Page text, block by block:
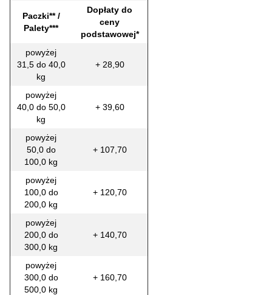
Paczki** /
Palety***
Dopłaty do
ceny
podstawowej*
powyżej
31,5 do 40,0
kg
+ 28,90
powyżej
40,0 do 50,0
kg
+ 39,60
powyżej
50,0 do
100,0 kg
+ 107,70
powyżej
100,0 do
200,0 kg
+ 120,70
powyżej
200,0 do
300,0 kg
+ 140,70
powyżej
300,0 do
500,0 kg
+ 160,70